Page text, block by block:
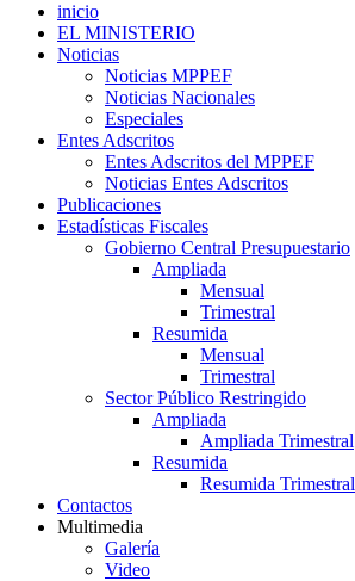
inicio
EL MINISTERIO
Noticias
Noticias MPPEF
Noticias Nacionales
Especiales
Entes Adscritos
Entes Adscritos del MPPEF
Noticias Entes Adscritos
Publicaciones
Estadísticas Fiscales
Gobierno Central Presupuestario
Ampliada
Mensual
Trimestral
Resumida
Mensual
Trimestral
Sector Público Restringido
Ampliada
Ampliada Trimestral
Resumida
Resumida Trimestral
Contactos
Multimedia
Galería
Video